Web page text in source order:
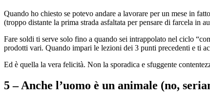
Quando ho chiesto se potevo andare a lavorare per un mese in
(troppo distante la prima strada asfaltata per pensare di farcela in
Fare soldi ti serve solo fino a quando sei intrappolato nel ciclo
prodotti vari. Quando impari le lezioni dei 3 punti precedenti e ti
Ed è quella la vera felicità. Non la sporadica e sfuggente
5 – Anche l’uomo è un animale (no,